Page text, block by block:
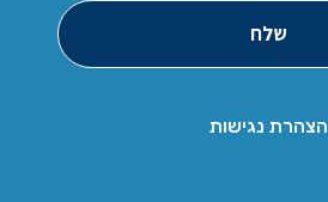
שלח
הצהרת נגישות